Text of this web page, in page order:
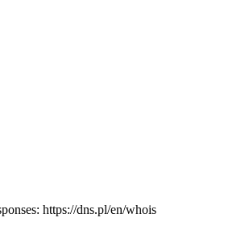
https://dns.pl/en/whois